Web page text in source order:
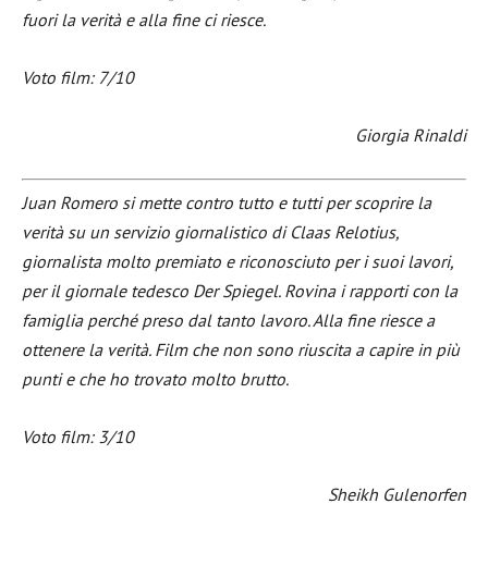
fuori la verità e alla fine ci riesce.
Voto film: 7/10
Giorgia Rinaldi
Juan Romero si mette contro tutto e tutti per scoprire la
verità su un servizio giornalistico di Claas Relotius,
giornalista molto premiato e riconosciuto per i suoi lavori,
per il giornale tedesco Der Spiegel. Rovina i rapporti con la
famiglia perché preso dal tanto lavoro. Alla fine riesce a
ottenere la verità. Film che non sono riuscita a capire in più
punti e che ho trovato molto brutto.
Voto film: 3/10
Sheikh Gulenorfen